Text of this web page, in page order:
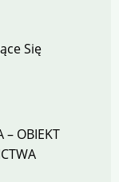
Się
– OBIEKT